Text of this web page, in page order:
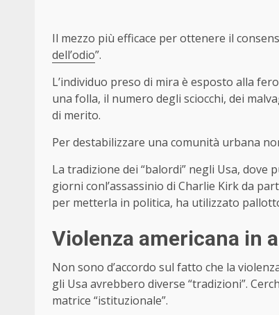
Il mezzo più efficace per ottenere il
dell’odio”.
L’individuo preso di mira è esposto alla
una folla, il numero degli sciocchi, dei
di merito.
Per destabilizzare una comunità urbana
La tradizione dei “balordi” negli Usa,
giorni conl’assassinio di Charlie Kirk da
per metterla in politica, ha utilizzato
Violenza americana in
Non sono d’accordo sul fatto che la
gli Usa avrebbero diverse “tradizioni”.
matrice “istituzionale”.